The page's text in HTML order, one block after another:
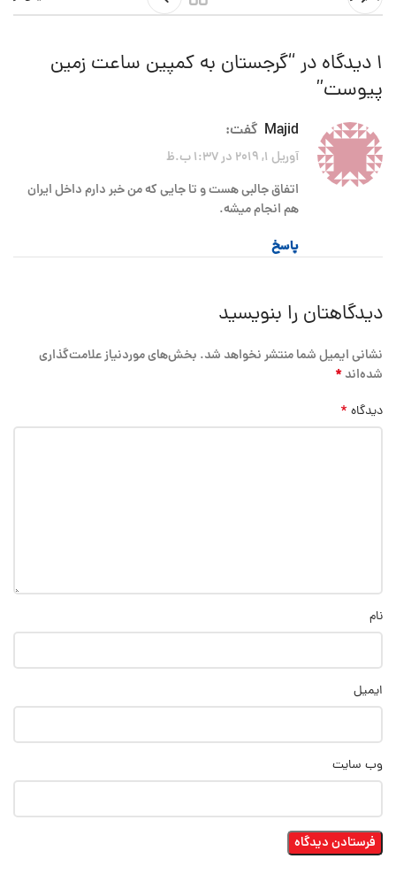
1 دیدگاه در “
گرجستان به کمپین ساعت زمین
پیوست”
Majid گفت:
آوریل 1, 2019 در 1:37 ب.ظ
اتفاق جالبی هست و تا جایی که من خبر دارم داخل ایران
هم انجام میشه.
پاسخ
دیدگاهتان را بنویسید
نشانی ایمیل شما منتشر نخواهد شد. بخش‌های موردنیاز علامت‌گذاری
شده‌اند*
دیدگاه *
نام
ایمیل
وب‌ سایت